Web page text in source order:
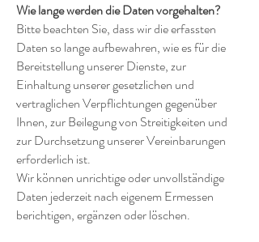
Wie lange werden die Daten vorgehalten?
Bitte beachten Sie, dass wir die erfassten
Daten so lange aufbewahren, wie es für die
Bereitstellung unserer Dienste, zur
Einhaltung unserer gesetzlichen und
vertraglichen Verpflichtungen gegenüber
Ihnen, zur Beilegung von Streitigkeiten und
zur Durchsetzung unserer Vereinbarungen
erforderlich ist.
Wir können unrichtige oder unvollständige
Daten jederzeit nach eigenem Ermessen
berichtigen, ergänzen oder löschen.